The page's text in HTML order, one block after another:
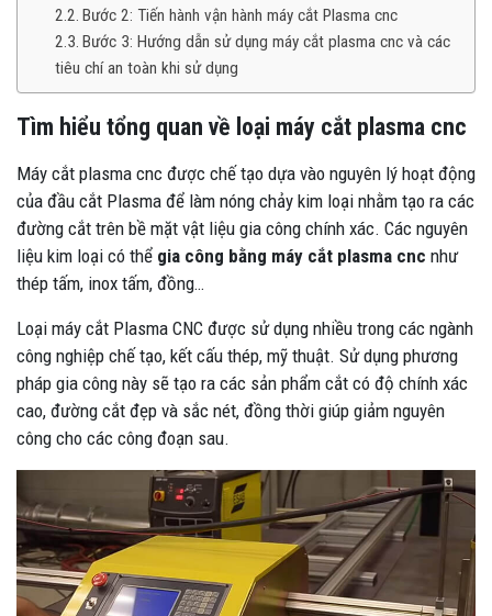
Bước 2: Tiến hành vận hành máy cắt Plasma cnc
Bước 3: Hướng dẫn sử dụng máy cắt plasma cnc và các
tiêu chí an toàn khi sử dụng
Tìm hiểu tổng quan về loại máy cắt plasma cnc
Máy cắt plasma cnc được chế tạo dựa vào nguyên lý hoạt động
của đầu cắt Plasma để làm nóng chảy kim loại nhằm tạo ra các
đường cắt trên bề mặt vật liệu gia công chính xác. Các nguyên
liệu kim loại có thể gia công bằng máy cắt plasma cnc như
thép tấm, inox tấm, đồng…
Loại máy cắt Plasma CNC được sử dụng nhiều trong các ngành
công nghiệp chế tạo, kết cấu thép, mỹ thuật. Sử dụng phương
pháp gia công này sẽ tạo ra các sản phẩm cắt có độ chính xác
cao, đường cắt đẹp và sắc nét, đồng thời giúp giảm nguyên
công cho các công đoạn sau.